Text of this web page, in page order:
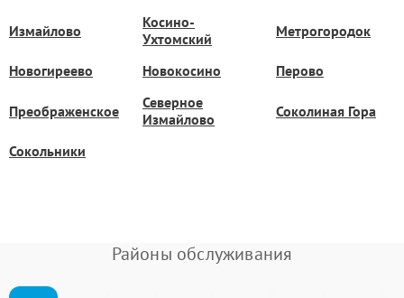
Измайлово
Косино-
Ухтомский
Метрогородок
Новогиреево Новокосино Перово
Преображенское
Северное
Измайлово
Соколиная Гора
Сокольники
Районы обслуживания